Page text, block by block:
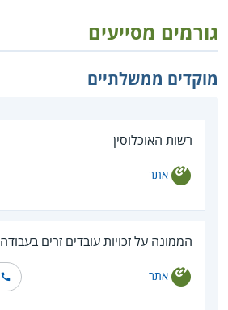
גורמים מסייעים
מוקדים ממשלתיים
רשות האוכלוסין
אתר
הממונה על זכויות עובדים זרים בעבודה
אתר